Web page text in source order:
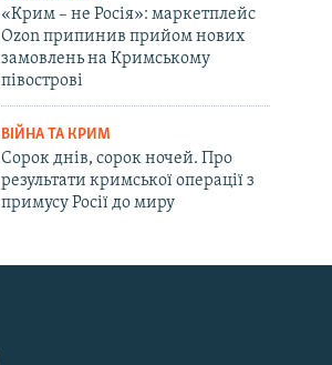
«Крим – не Росія»: маркетплейс
Ozon припинив прийом нових
замовлень на Кримському
півострові
ВІЙНА ТА КРИМ
Сорок днів, сорок ночей. Про
результати кримської операції з
примусу Росії до миру